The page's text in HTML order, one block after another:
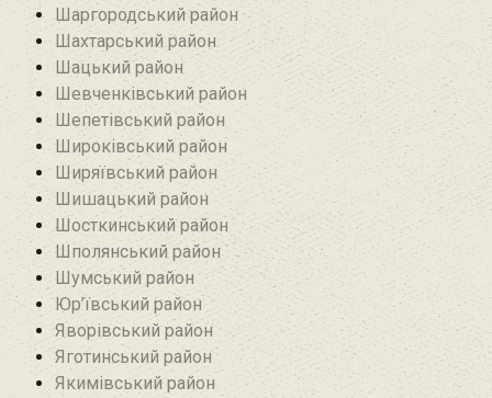
Шаргородський район
Шахтарський район‎
Шацький район
Шевченківський район
Шепетівський район
Широківський район
Ширяївський район
Шишацький район
Шосткинський район
Шполянський район
Шумський район
Юр’ївський район
Яворівський район
Яготинський район
Якимівський район